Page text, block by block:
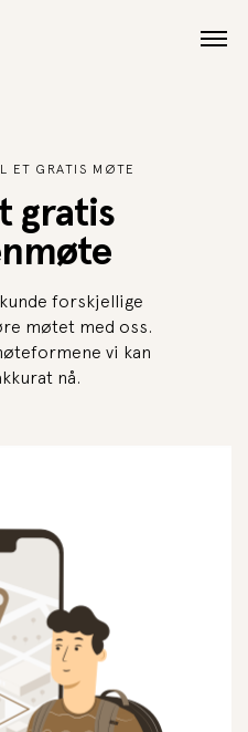
ET GRATIS MØTE
gratis
forskjellige
møtet med oss.
vi kan
nå.